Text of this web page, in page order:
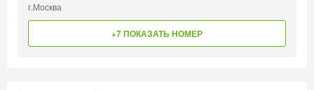
г.Москва
+7 ПОКАЗАТЬ НОМЕР